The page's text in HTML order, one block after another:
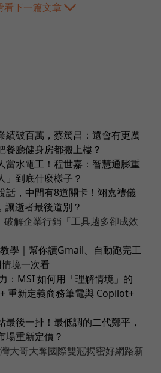
看下一篇文章
績破百萬，蔡篤昌：還會有更厲
餐廳健身房都搬上樓？
當水電工！程世嘉：智慧通膨重
」到底什麼樣子？
話，中間有8道關卡！翊嘉禮儀
讓逝者最後道別？
破解企業行銷「工具越多卻成效
學｜幫你讀Gmail、自動跑完工
境一次看
：MSI 如何用「理解情境」的
重新定義商務筆電與 Copilot+
最後一排！最低調的二代鄭平，
場重新定價？
大哥大奪國際雙冠揭密好網路新